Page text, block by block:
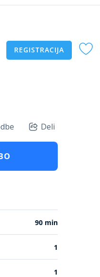
REGISTRACIJA
Deli
90 min
1
1